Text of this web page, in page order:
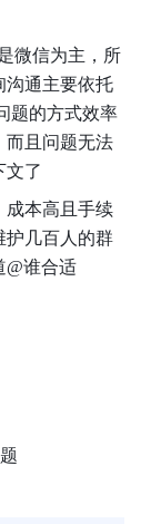
微信为主，所
沟通主要依托
题的方式效率
而且问题无法
文了
成本高且手续
护几百人的群
@谁合适